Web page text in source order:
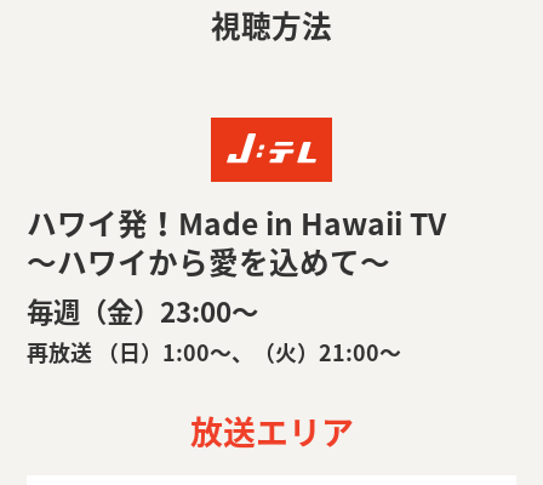
視聴方法
ハワイ発！Made in Hawaii TV
～ハワイから愛を込めて～
毎週（金）23:00〜
再放送 （日）1:00〜、（火）21:00〜
放送エリア